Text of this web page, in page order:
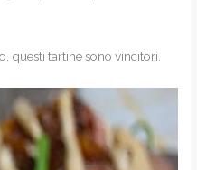
questi tartine sono vincitori.